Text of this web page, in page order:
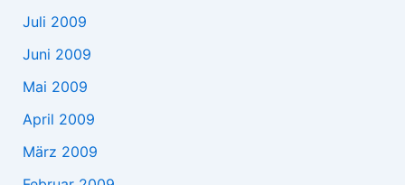
Juli 2009
Juni 2009
Mai 2009
April 2009
März 2009